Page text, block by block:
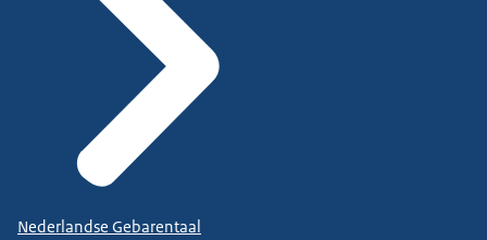
Nederlandse Gebarentaal